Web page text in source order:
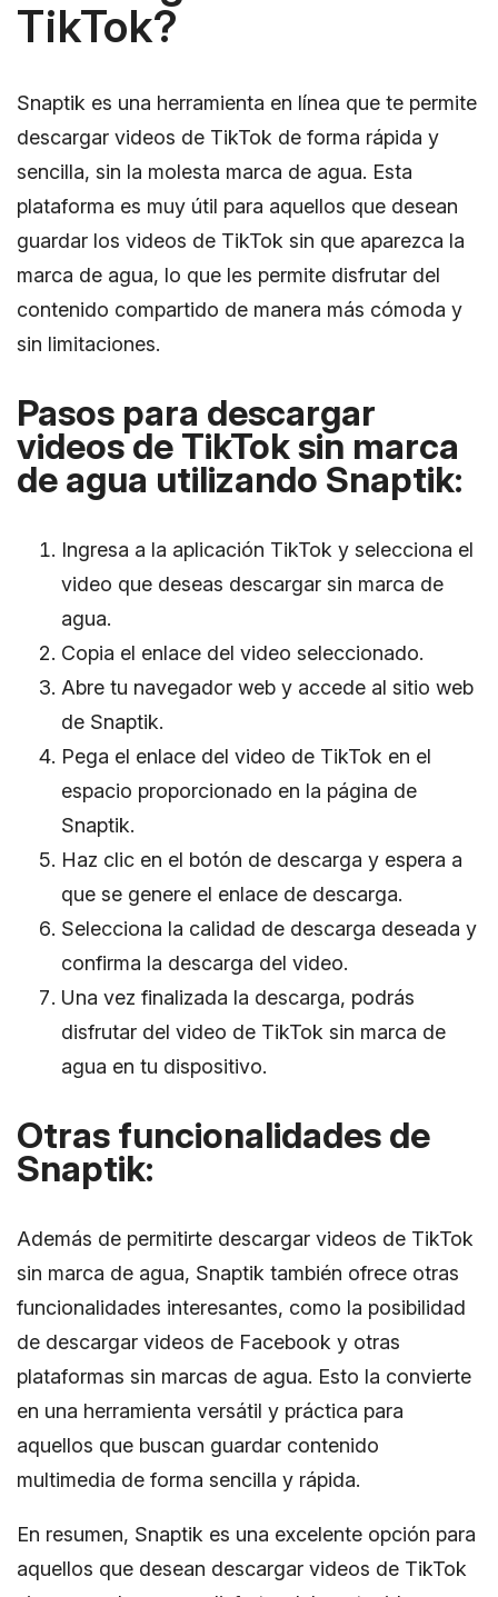
TikTok?
Snaptik es una herramienta en línea que te permite
descargar videos de TikTok de forma rápida y
sencilla, sin la molesta marca de agua. Esta
plataforma es muy útil para aquellos que desean
guardar los videos de TikTok sin que aparezca la
marca de agua, lo que les permite disfrutar del
contenido compartido de manera más cómoda y
sin limitaciones.
Pasos para descargar
videos de TikTok sin marca
de agua utilizando Snaptik:
Ingresa a la aplicación TikTok y selecciona el
video que deseas descargar sin marca de
agua.
Copia el enlace del video seleccionado.
Abre tu navegador web y accede al sitio web
de Snaptik.
Pega el enlace del video de TikTok en el
espacio proporcionado en la página de
Snaptik.
Haz clic en el botón de descarga y espera a
que se genere el enlace de descarga.
Selecciona la calidad de descarga deseada y
confirma la descarga del video.
Una vez finalizada la descarga, podrás
disfrutar del video de TikTok sin marca de
agua en tu dispositivo.
Otras funcionalidades de
Snaptik:
Además de permitirte descargar videos de TikTok
sin marca de agua, Snaptik también ofrece otras
funcionalidades interesantes, como la posibilidad
de descargar videos de Facebook y otras
plataformas sin marcas de agua. Esto la convierte
en una herramienta versátil y práctica para
aquellos que buscan guardar contenido
multimedia de forma sencilla y rápida.
En resumen, Snaptik es una excelente opción para
aquellos que desean descargar videos de TikTok